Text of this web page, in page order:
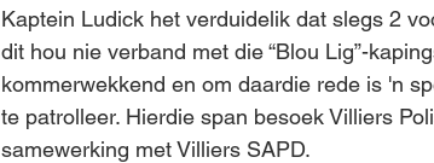
Kaptein Ludick het verduidelik dat slegs 2
dit hou nie verband met die “Blou Lig”-
kommerwekkend en om daardie rede is 'n
te patrolleer. Hierdie span besoek Villiers
samewerking met Villiers SAPD.